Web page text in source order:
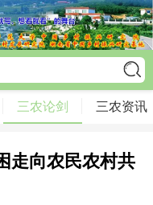
三农论剑 三农资讯
走向农民农村共